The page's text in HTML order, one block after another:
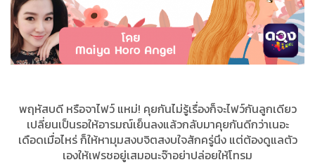
พฤหัสบดี หรือจาไฟว์ แหม่! คุยกันไม่รู้เรื่องก็จะไฟว์กันลูกเดียว
เปลี่ยนเป็นรอให้อารมณ์เย็นลงแล้วกลับมาคุยกันดีกว่าเนอะ
เดือดเมื่อไหร่ ก็ให้หามุมสงบจิตสงบใจสักครู่นึง แต่ต้องดูแลตัว
เองให้เฟรชอยู่เสมอนะจ๊าอย่าปล่อยให้โทรม